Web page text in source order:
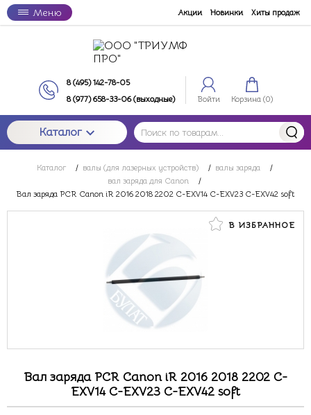
Меню Акции Новинки Хиты продаж
8 (495) 142-78-05
8 (977) 658-33-06 (выходные)
Войти Корзина (0)
Каталог
Каталог / валы (для лазерных устройств) / валы заряда
/
вал заряда для Canon
/
Вал заряда PCR Canon iR 2016 2018 2202 C-EXV14 C-EXV23 C-EXV42 soft
В ИЗБРАННОЕ
Вал заряда PCR Canon iR 2016 2018 2202 C-
EXV14 C-EXV23 C-EXV42 soft